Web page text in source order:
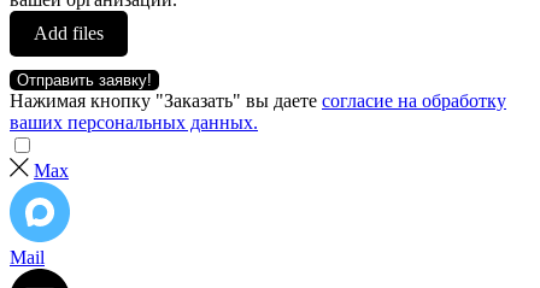
Add files
Отправить заявку!
Нажимая кнопку "Заказать" вы даете согласие на обработку
ваших персональных данных.
Max
Mail